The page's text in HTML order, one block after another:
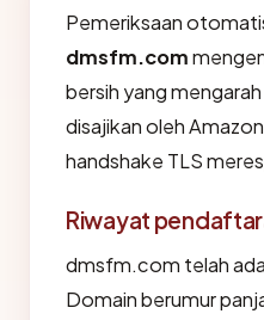
Pemeriksaan
dmsfm.com
bersih yang
disajikan oleh
handshake TLS
Riwayat
dmsfm.com telah ada
Domain berumur